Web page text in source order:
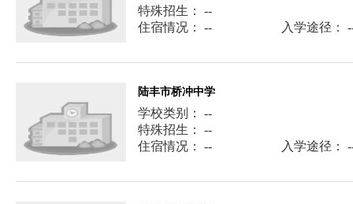
特殊招生： --
住宿情况： --
入学途径：
陆丰市桥冲中学
学校类别： --
特殊招生： --
住宿情况： --
入学途径：